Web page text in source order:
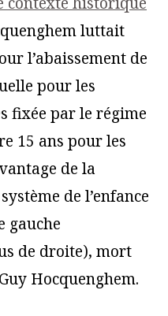
luttait
l’abaissement de
pour les
fixée par le régime
15 ans pour les
de la
de l’enfance
gauche
de droite), mort
Hocquenghem.